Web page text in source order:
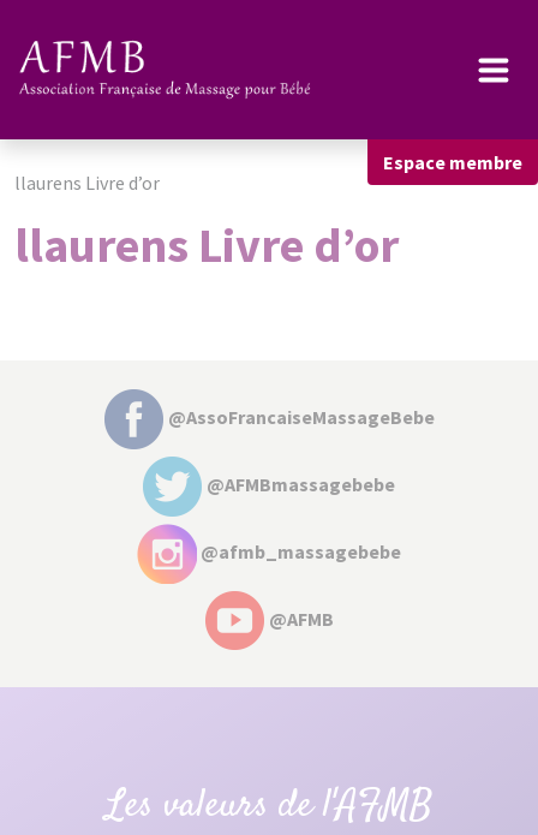
Espace membre
llaurens Livre d’or
llaurens Livre d’or
@AssoFrancaiseMassageBebe
@AFMBmassagebebe
@afmb_massagebebe
@AFMB
Les valeurs de l'AFMB